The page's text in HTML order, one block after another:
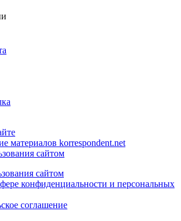
материалов korrespondent.net
сайтом
сайтом
конфиденциальности и персональных
соглашение